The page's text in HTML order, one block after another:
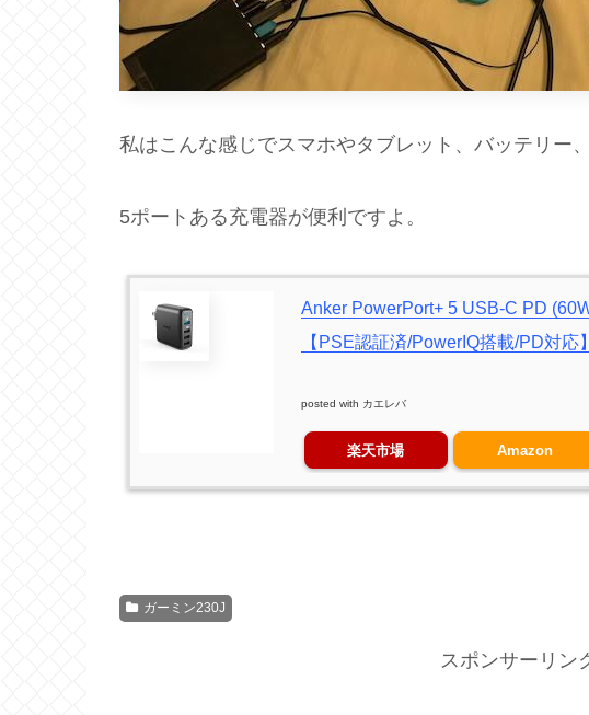
私はこんな感じでスマホやタブレット、バッテリー
5ポートある充電器が便利ですよ。
Anker PowerPort+ 5 USB-C PD
【PSE認証済/PowerIQ搭載/PD対応】
posted with カエレバ
楽天市場 Amazon
ガーミン230J
スポンサーリン